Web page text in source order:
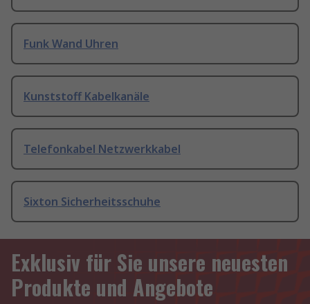
Funk Wand Uhren
Kunststoff Kabelkanäle
Telefonkabel Netzwerkkabel
Sixton Sicherheitsschuhe
Exklusiv für Sie unsere neuesten
Produkte und Angebote